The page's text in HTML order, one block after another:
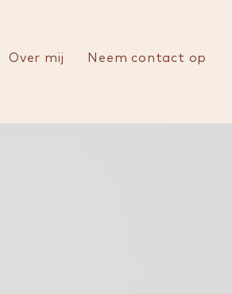
Over mij Neem contact op